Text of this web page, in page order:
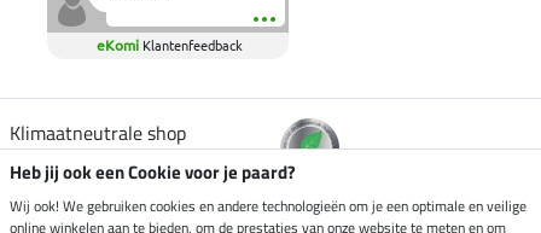
eKomi Klantenfeedback
Klimaatneutrale shop
Verzending per
Heb jij ook een Cookie voor je paard?
Wij ook! We gebruiken cookies en andere technologieën om je een optimale en veilige
online winkelen aan te bieden, om de prestaties van onze website te meten en om